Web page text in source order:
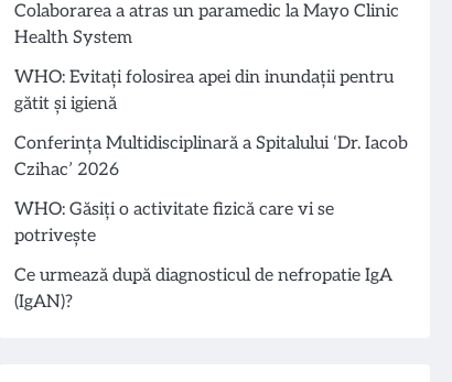
Colaborarea a atras un paramedic la Mayo Clinic
Health System
WHO: Evitați folosirea apei din inundații pentru
gătit și igienă
Conferința Multidisciplinară a Spitalului ‘Dr. Iacob
Czihac’ 2026
WHO: Găsiți o activitate fizică care vi se
potrivește
Ce urmează după diagnosticul de nefropatie IgA
(IgAN)?